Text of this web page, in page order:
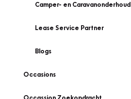
Camper- en Caravanonderhoud
Lease Service Partner
Blogs
Occasions